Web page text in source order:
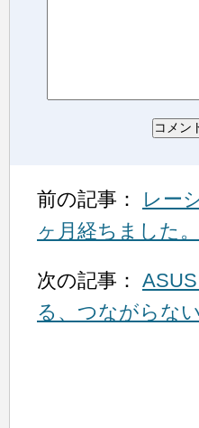
前の記事：
レー
ヶ月経ちました。
次の記事：
る、つながらない